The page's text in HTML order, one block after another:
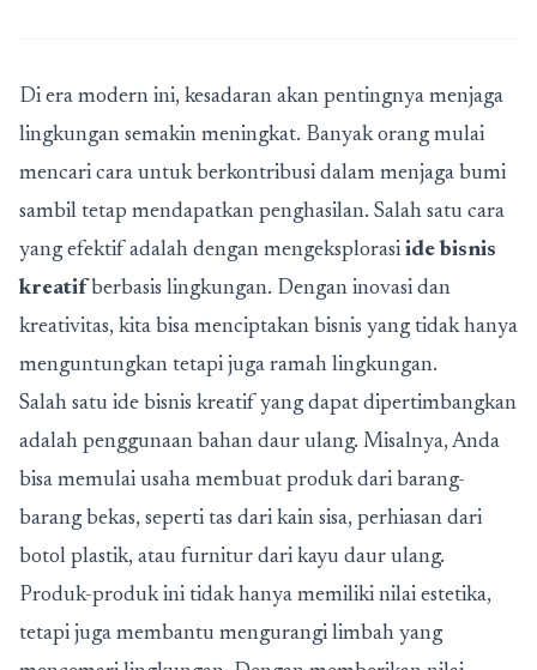
Di era modern ini, kesadaran akan pentingnya menjaga
lingkungan semakin meningkat. Banyak orang mulai
mencari cara untuk berkontribusi dalam menjaga bumi
sambil tetap mendapatkan penghasilan. Salah satu cara
yang efektif adalah dengan mengeksplorasi ide bisnis
kreatif berbasis lingkungan. Dengan inovasi dan
kreativitas, kita bisa menciptakan bisnis yang tidak hanya
menguntungkan tetapi juga ramah lingkungan.
Salah satu ide bisnis kreatif yang dapat dipertimbangkan
adalah penggunaan bahan daur ulang. Misalnya, Anda
bisa memulai usaha membuat produk dari barang-
barang bekas, seperti tas dari kain sisa, perhiasan dari
botol plastik, atau furnitur dari kayu daur ulang.
Produk-produk ini tidak hanya memiliki nilai estetika,
tetapi juga membantu mengurangi limbah yang